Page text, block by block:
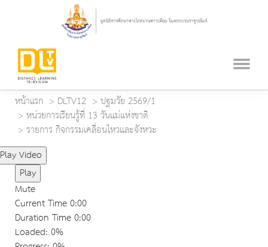
หน้าแรก DLTV12
ปฐมวัย 2569/1
หน่วยการเรียนรู้ที่ 13 วันแม่แห่งชาติ
รายการ กิจกรรมเคลื่อนไหวและจังหวะ
Play Video
Play
Mute
Current Time0:00
Duration Time0:00
Loaded: 0%